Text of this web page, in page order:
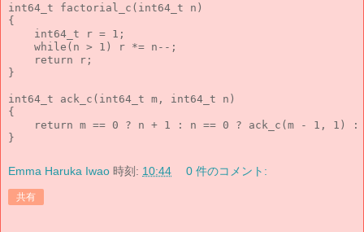
int64_t factorial_c(int64_t n)
{
    int64_t r = 1;
    while(n > 1) r *= n--;
    return r;
}
int64_t ack_c(int64_t m, int64_t n)
{
return m == 0 ? n + 1 : n == 0 ? ack_c(m - 1, 1)
Emma Haruka Iwao 時刻: 10:44 0 件のコメント:
共有